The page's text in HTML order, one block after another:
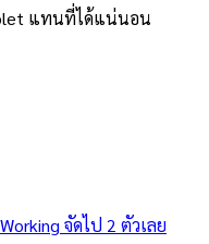
แทนที่ได้แน่นอน